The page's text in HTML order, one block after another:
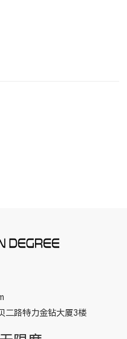
二路特力金钻大厦3楼